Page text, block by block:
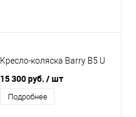
Кресло-коляска Barry B5 U
15 300 руб. / шт
Подробнее